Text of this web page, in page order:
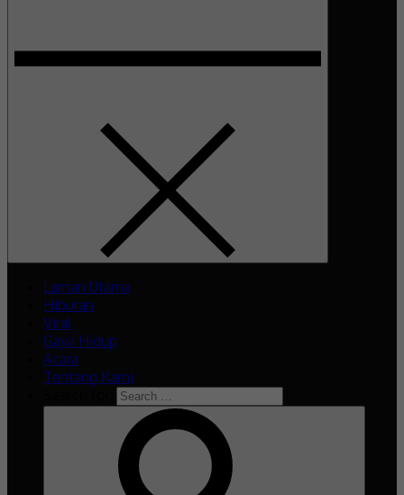
Laman Utama
Hiburan
Viral
Gaya Hidup
Acara
Tentang Kami